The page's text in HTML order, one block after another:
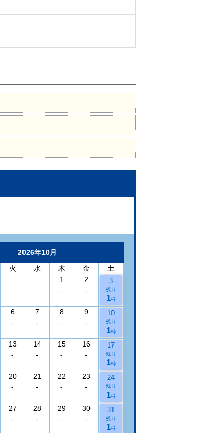
2026年10月
火 水 木 金
土
1
-
2
-
3
残り
1枠
6
-
7
-
8
-
9
-
10
残り
1枠
13
-
14
-
15
-
16
-
17
残り
1枠
20
-
21
-
22
-
23
-
24
残り
1枠
27
-
28
-
29
-
30
-
31
残り
1枠